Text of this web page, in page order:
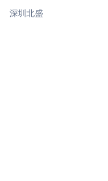
深圳北盛